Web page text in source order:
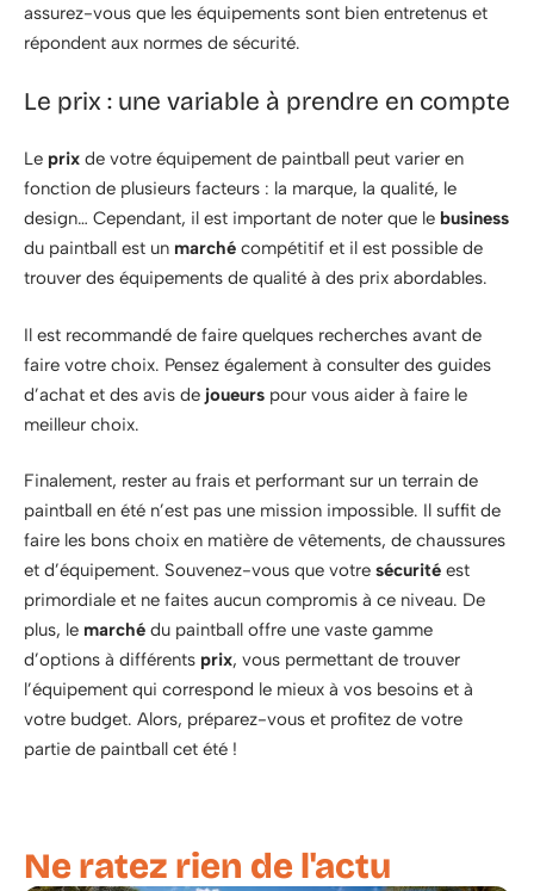
assurez-vous que les équipements sont bien entretenus et
répondent aux normes de sécurité.
Le prix : une variable à prendre en compte
Le prix de votre équipement de paintball peut varier en
fonction de plusieurs facteurs : la marque, la qualité, le
design… Cependant, il est important de noter que le business
du paintball est un marché compétitif et il est possible de
trouver des équipements de qualité à des prix abordables.
Il est recommandé de faire quelques recherches avant de
faire votre choix. Pensez également à consulter des guides
d’achat et des avis de joueurs pour vous aider à faire le
meilleur choix.
Finalement, rester au frais et performant sur un terrain de
paintball en été n’est pas une mission impossible. Il suffit de
faire les bons choix en matière de vêtements, de chaussures
et d’équipement. Souvenez-vous que votre sécurité est
primordiale et ne faites aucun compromis à ce niveau. De
plus, le marché du paintball offre une vaste gamme
d’options à différents prix, vous permettant de trouver
l’équipement qui correspond le mieux à vos besoins et à
votre budget. Alors, préparez-vous et profitez de votre
partie de paintball cet été !
Ne ratez rien de l'actu